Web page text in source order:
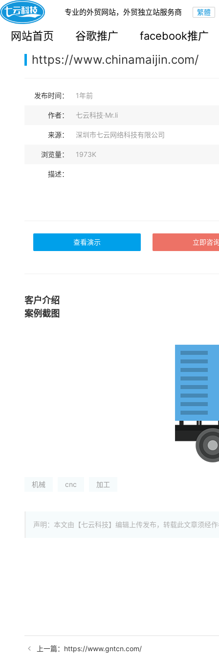
专业的外贸网站，外贸独立站服务商
网站首页 谷歌推广 facebook推广
您的当前位置： 网站首页>案例展示>B2B外贸独立站
https://www.chinamaijin.com/
发布时间： 1年前
作者： 七云科技·Mr.li
来源： 深圳市七云网络科技有限公司
浏览量： 1973K
描述：
查看演示 立即咨
客户介绍
案例截图
机械 cnc 加工
声明：本文由【七云科技】编辑上传发布，转载此文章须经
上一篇：https://www.gntcn.com/